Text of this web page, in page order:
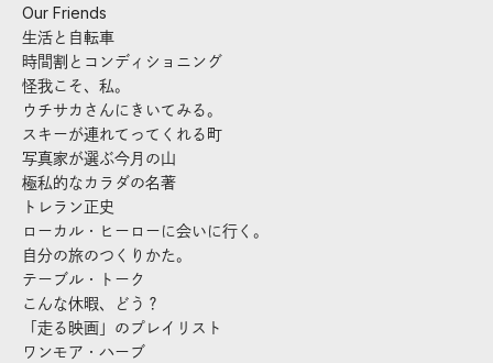
Our Friends
生活と自転車
時間割とコンディショニング
怪我こそ、私。
ウチサカさんにきいてみる。
スキーが連れてってくれる町
写真家が選ぶ今月の山
極私的なカラダの名著
トレラン正史
ローカル・ヒーローに会いに行く。
自分の旅のつくりかた。
テーブル・トーク
こんな休暇、どう？
「走る映画」のプレイリスト
ワンモア・ハーブ